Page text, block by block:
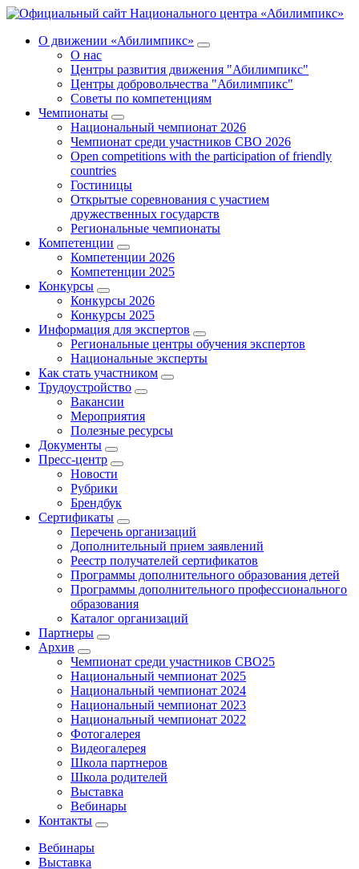
О движении «Абилимпикс»
О нас
Центры развития движения "Абилимпикс"
Центры добровольчества "Абилимпикс"
Советы по компетенциям
Чемпионаты
Национальный чемпионат 2026
Чемпионат среди участников СВО 2026
Open competitions with the participation of friendly
countries
Гостиницы
Открытые соревнования с участием
дружественных государств
Региональные чемпионаты
Компетенции
Компетенции 2026
Компетенции 2025
Конкурсы
Конкурсы 2026
Конкурсы 2025
Информация для экспертов
Региональные центры обучения экспертов
Национальные эксперты
Как стать участником
Трудоустройство
Вакансии
Мероприятия
Полезные ресурсы
Документы
Пресс-центр
Новости
Рубрики
Брендбук
Сертификаты
Перечень организаций
Дополнительный прием заявлений
Реестр получателей сертификатов
Программы дополнительного образования детей
Программы дополнительного профессионального
образования
Каталог организаций
Партнеры
Архив
Чемпионат среди участников СВО25
Национальный чемпионат 2025
Национальный чемпионат 2024
Национальный чемпионат 2023
Национальный чемпионат 2022
Фотогалерея
Видеогалерея
Школа партнеров
Школа родителей
Выставка
Вебинары
Контакты
Вебинары
Выставка